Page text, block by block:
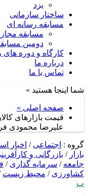
یزد
ساختار سازمانی
مسابقه رسانه ای
مسابقه
دومین
کارگاه و دوره های
درباره ما
تماس با ما
شما اینجا هستید »
صفحه اصلی »
علیرضا محمودی
گروه : اجتماعی / اخبار
بازار / بازرگانی و
جامعه / سرمایه گذاری /
کشاورزی / محیط زیست
پ